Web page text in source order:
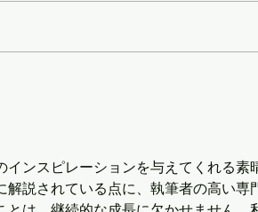
ンスピレーションを与えてくれる素
説されている点に、執筆者の高い専